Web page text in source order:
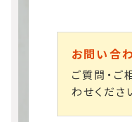
お問い合
ご質問・ご
わせくださ